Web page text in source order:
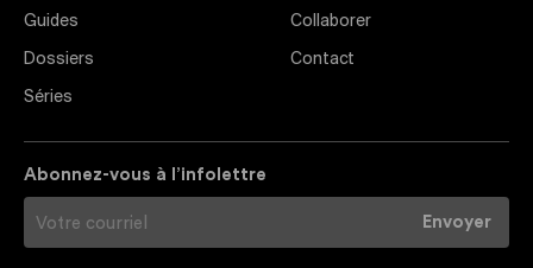
Guides
Dossiers
Séries
Collaborer
Contact
Abonnez-vous à l’infolettre